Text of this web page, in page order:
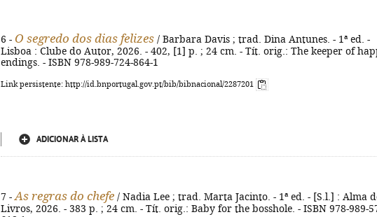
6 - O segredo dos dias felizes / Barbara Davis ; trad. Dina Antunes. - 1ª ed. -
Lisboa : Clube do Autor, 2026. - 402, [1] p. ; 24 cm. - Tít. orig.: The keeper of
endings. - ISBN 978-989-724-864-1
Link persistente: http://id.bnportugal.gov.pt/bib/bibnacional/2287201
ADICIONAR À LISTA
7 - As regras do chefe / Nadia Lee ; trad. Marta Jacinto. - 1ª ed. - [S.l.] : Alma
Livros, 2026. - 383 p. ; 24 cm. - Tít. orig.: Baby for the bosshole. - ISBN 978-989-